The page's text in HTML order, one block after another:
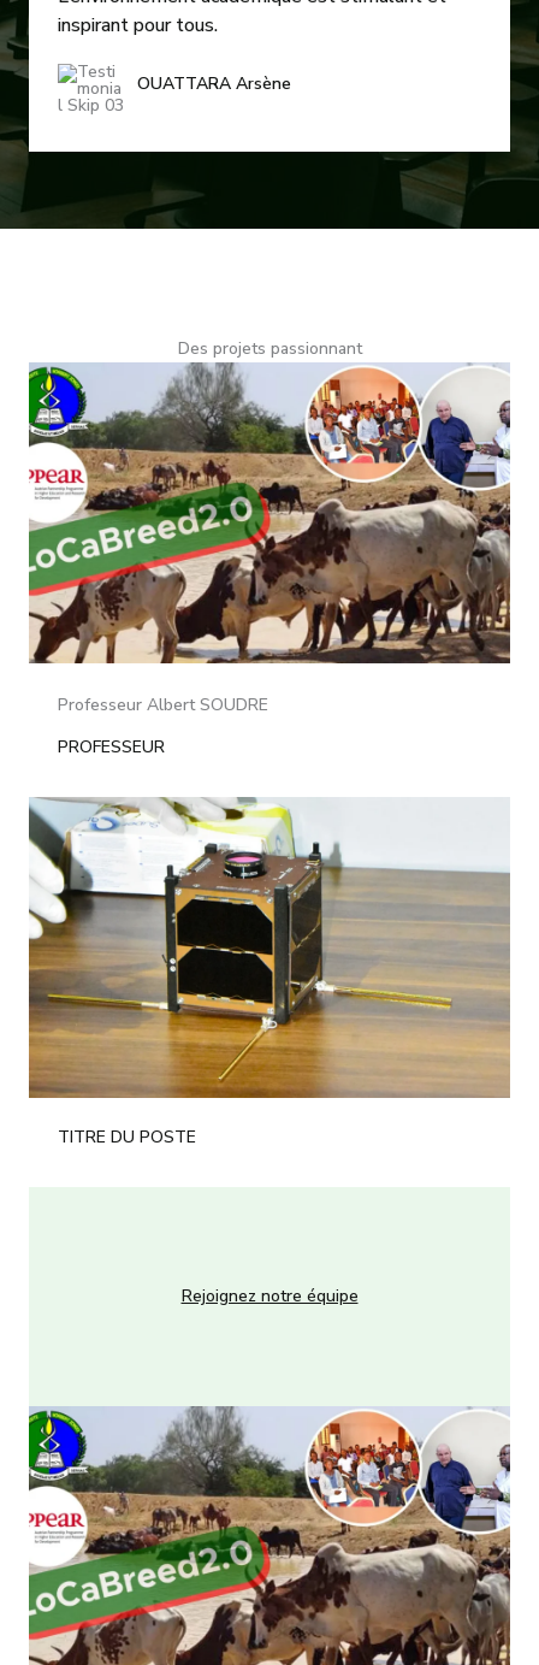
inspirant pour tous.
OUATTARA Arsène
Des projets passionnant
Professeur Albert SOUDRE
PROFESSEUR
TITRE DU POSTE
Rejoignez notre équipe